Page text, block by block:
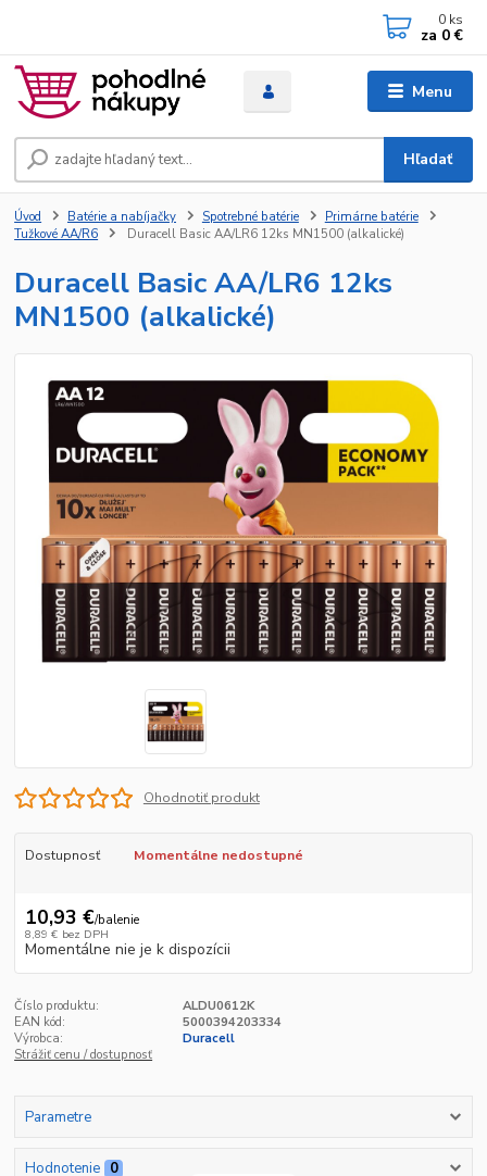
Menu
Hľadať
0 ks
za 0 €
Úvod Batérie a nabíjačky Spotrebné batérie
Primárne batérie
Tužkové AA/R6
Duracell Basic AA/LR6 12ks MN1500 (alkalické)
Duracell Basic AA/LR6 12ks
MN1500 (alkalické)
Ohodnotiť produkt
Dostupnosť Momentálne nedostupné
10,93 €/balenie
8,89 € bez DPH
Momentálne nie je k dispozícii
Číslo produktu:
ALDU0612K
EAN kód:
5000394203334
Výrobca:
Duracell
Strážiť cenu / dostupnosť
Parametre
Hodnotenie 0